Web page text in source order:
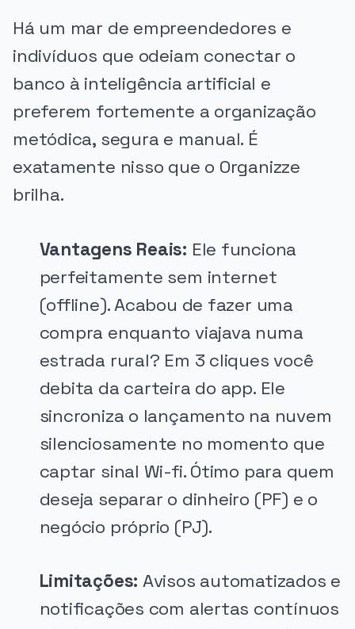
Há um mar de empreendedores e
indivíduos que odeiam conectar o
banco à inteligência artificial e
preferem fortemente a organização
metódica, segura e manual. É
exatamente nisso que o Organizze
brilha.
Vantagens Reais: Ele funciona
perfeitamente sem internet
(offline). Acabou de fazer uma
compra enquanto viajava numa
estrada rural? Em 3 cliques você
debita da carteira do app. Ele
sincroniza o lançamento na nuvem
silenciosamente no momento que
captar sinal Wi-fi. Ótimo para quem
deseja separar o dinheiro (PF) e o
negócio próprio (PJ).
Limitações: Avisos automatizados e
notificações com alertas contínuos